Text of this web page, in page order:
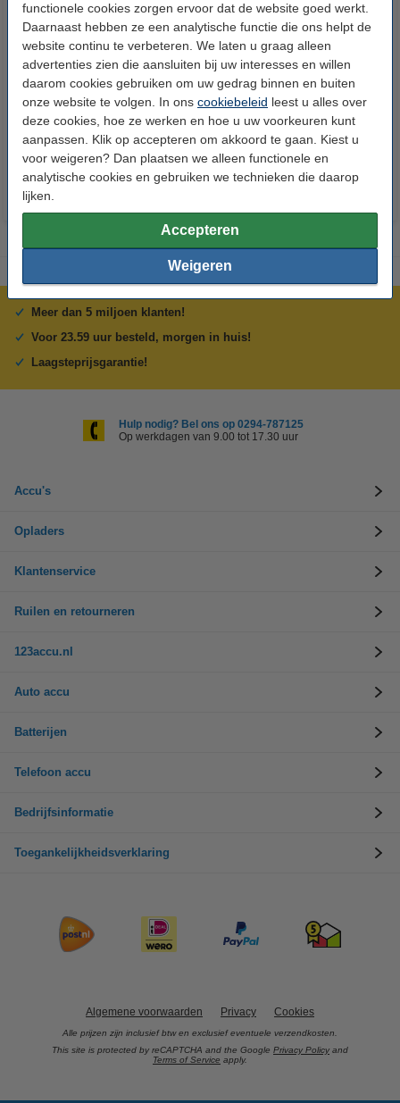
functionele cookies zorgen ervoor dat de website goed werkt.
Daarnaast hebben ze een analytische functie die ons helpt de
website continu te verbeteren. We laten u graag alleen
advertenties zien die aansluiten bij uw interesses en willen
daarom cookies gebruiken om uw gedrag binnen en buiten
onze website te volgen. In ons cookiebeleid leest u alles over
deze cookies, hoe ze werken en hoe u uw voorkeuren kunt
aanpassen. Klik op accepteren om akkoord te gaan. Kiest u
voor weigeren? Dan plaatsen we alleen functionele en
analytische cookies en gebruiken we technieken die daarop
lijken.
Accepteren
Weigeren
123accu Xtreme Power AAA /
MN2400 / LR03 alkaline batterij
€ 14,50 € 13,05
Inclusief 21%
BTW
123accu Xtreme Power
knoopcellen multipack
€ 5,95 € 5,36 Inclusief 21% BTW
Meer dan 5 miljoen klanten!
Voor 23.59 uur besteld, morgen in huis!
Laagsteprijsgarantie!
Hulp nodig? Bel ons op 0294-787125
Op werkdagen van 9.00 tot 17.30 uur
Accu's
Opladers
Klantenservice
Ruilen en retourneren
123accu.nl
Auto accu
Batterijen
Telefoon accu
Bedrijfsinformatie
Toegankelijkheidsverklaring
Algemene voorwaarden Privacy Cookies
Alle prijzen zijn inclusief btw en exclusief eventuele verzendkosten.
This site is protected by reCAPTCHA and the Google Privacy Policy and
Terms of Service apply.